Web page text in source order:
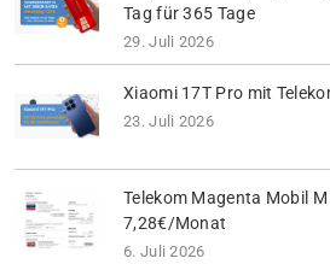
Tag für 365 Tage
29. Juli 2026
Xiaomi 17T Pro mit
23. Juli 2026
Telekom Magenta Mobil
7,28€/Monat
6. Juli 2026